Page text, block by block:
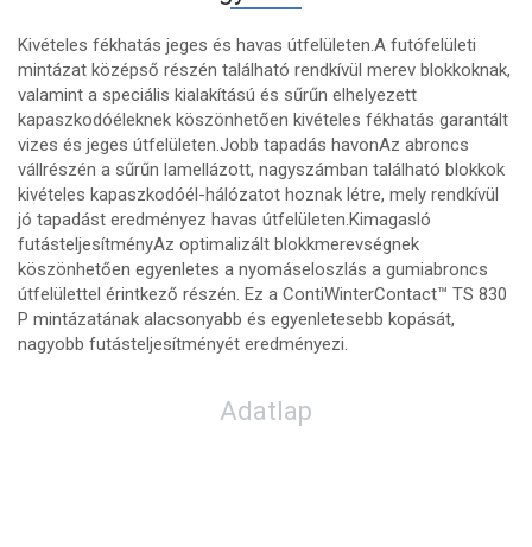
Kivételes fékhatás jeges és havas útfelületen.A futófelületi
mintázat középső részén található rendkívül merev blokkoknak,
valamint a speciális kialakítású és sűrűn elhelyezett
kapaszkodóéleknek köszönhetően kivételes fékhatás garantált
vizes és jeges útfelületen.Jobb tapadás havonAz abroncs
vállrészén a sűrűn lamellázott, nagyszámban található blokkok
kivételes kapaszkodóél-hálózatot hoznak létre, mely rendkívül
jó tapadást eredményez havas útfelületen.Kimagasló
futásteljesítményAz optimalizált blokkmerevségnek
köszönhetően egyenletes a nyomáseloszlás a gumiabroncs
útfelülettel érintkező részén. Ez a ContiWinterContact™ TS 830
P mintázatának alacsonyabb és egyenletesebb kopását,
nagyobb futásteljesítményét eredményezi.
Adatlap